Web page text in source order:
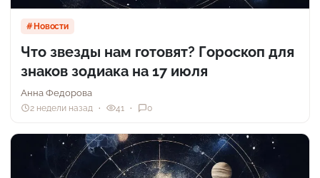
Новости
Что звезды нам готовят? Гороскоп для
знаков зодиака на 17 июля
Анна Федорова
2 недели назад 41 0